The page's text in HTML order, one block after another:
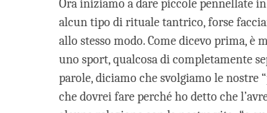
Ora iniziamo a dare piccole pennellate
alcun tipo di rituale tantrico, forse
allo stesso modo. Come dicevo prima, è
uno sport, qualcosa di completamente
parole, diciamo che svolgiamo le nostre
che dovrei fare perché ho detto che